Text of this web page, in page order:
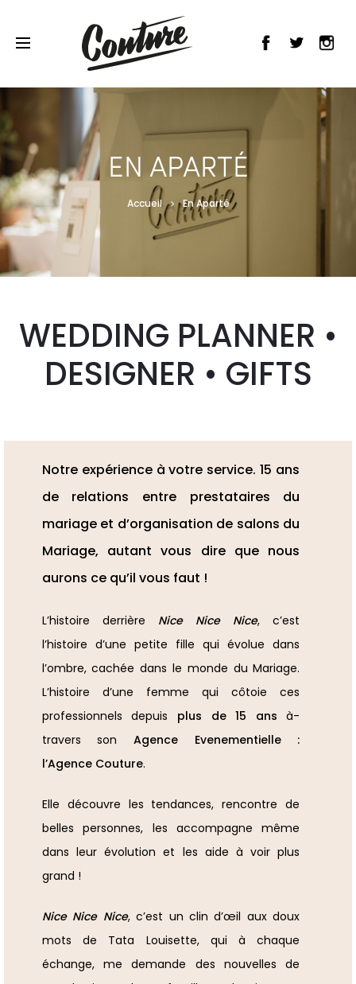
EN APARTÉ
Accueil En Aparté
WEDDING PLANNER •
DESIGNER • GIFTS
Notre expérience à votre service. 15 ans
de relations entre prestataires du
mariage et d’organisation de salons du
Mariage, autant vous dire que nous
aurons ce qu’il vous faut !
L’histoire derrière Nice Nice Nice, c’est
l’histoire d’une petite fille qui évolue dans
l’ombre, cachée dans le monde du Mariage.
L’histoire d’une femme qui côtoie ces
professionnels depuis plus de 15 ans à-
travers son Agence Evenementielle :
l’Agence Couture.
Elle découvre les tendances, rencontre de
belles personnes, les accompagne même
dans leur évolution et les aide à voir plus
grand !
Nice Nice Nice, c’est un clin d’œil aux doux
mots de Tata Louisette, qui à chaque
échange, me demande des nouvelles de